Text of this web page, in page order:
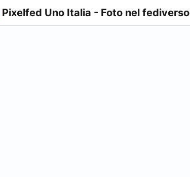
Pixelfed Uno Italia - Foto nel fediverso